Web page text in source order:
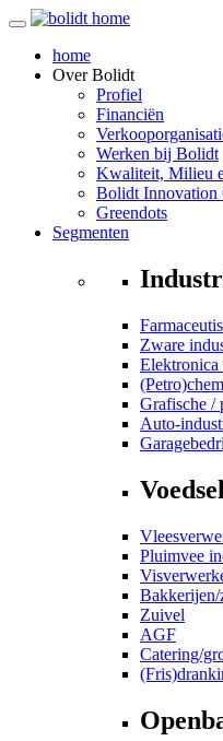
home
OverBolidt
Profiel
Financiën
Werken bij Bolidt
Kwaliteit, Milieu
Bolidt Innovation
Greendots
Segmenten
Zware
Elektronica
Grafische /
Auto-
Voedsel
Pluimvee
Bakkerijen/
Zuivel
AGF
Catering/